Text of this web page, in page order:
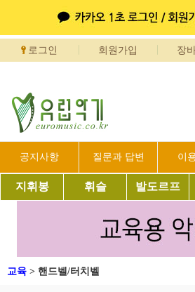
로그인 회원가입 장
공지사항 질문과 답변 이
지휘봉 휘슬 발도르프
교육 > 핸드벨/터치벨